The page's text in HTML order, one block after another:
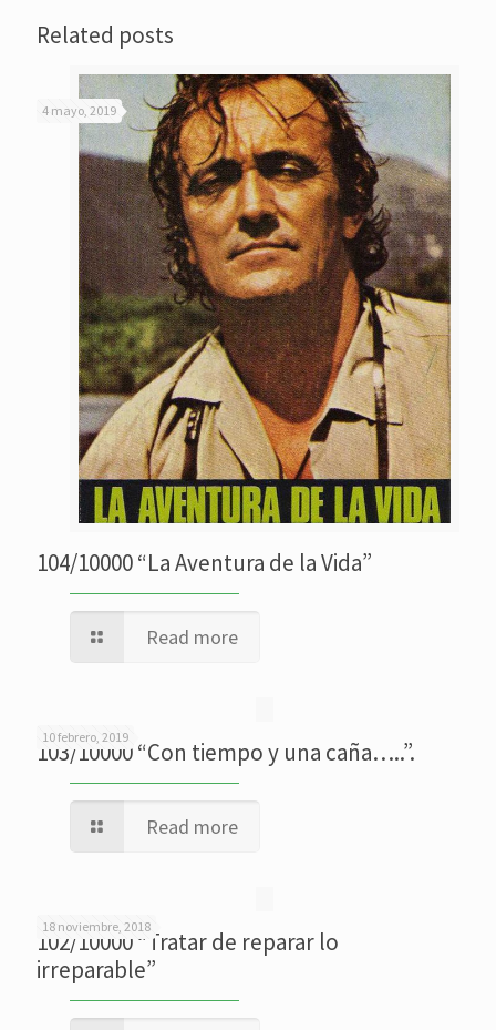
Related posts
4 mayo, 2019
104/10000 “La Aventura de la Vida”
Read more
10 febrero, 2019
103/10000 “Con tiempo y una caña…..”.
Read more
18 noviembre, 2018
102/10000 “Tratar de reparar lo
irreparable”